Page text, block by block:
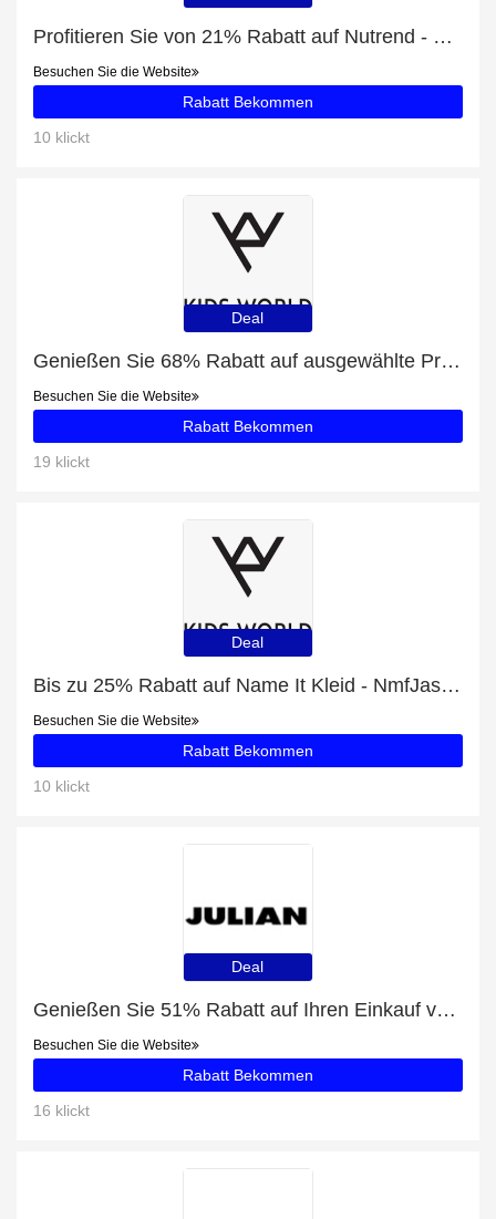
Profitieren Sie von 21% Rabatt auf Nutrend - Protein Pancake Bake & Roll plus 21% Rabatt
Besuchen Sie die Website
Rabatt Bekommen
10 klickt
Deal
Genießen Sie 68% Rabatt auf ausgewählte Produkte
Besuchen Sie die Website
Rabatt Bekommen
19 klickt
Deal
Bis zu 25% Rabatt auf Name It Kleid - NmfJasmina - Peyote-Melange + zusätzliche 72-Rabatte
Besuchen Sie die Website
Rabatt Bekommen
10 klickt
Deal
Genießen Sie 51% Rabatt auf Ihren Einkauf von ADIDAS ORIGINALS Adidas Originals x Scott Cropped Sweatshirt, ausschließlich online
Besuchen Sie die Website
Rabatt Bekommen
16 klickt